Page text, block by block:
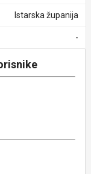
Istarska županija
-